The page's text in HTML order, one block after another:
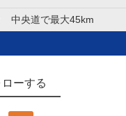
中央道で最大45km
ーする